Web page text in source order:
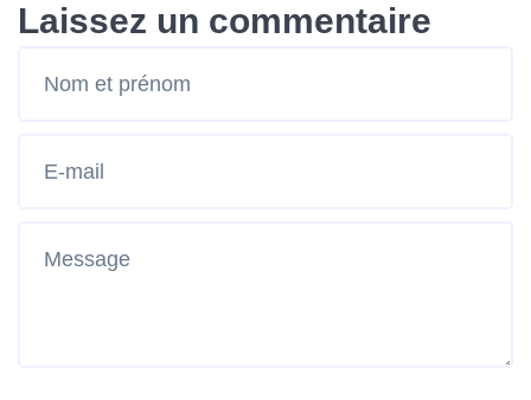
Laissez un commentaire